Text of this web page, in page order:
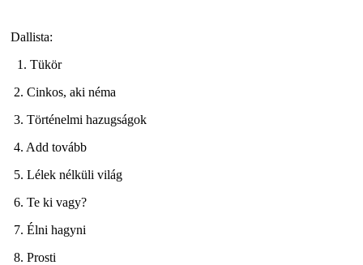
Dallista:
1. Tükör
2. Cinkos, aki néma
3. Történelmi hazugságok
4. Add tovább
5. Lélek nélküli világ
6. Te ki vagy?
7. Élni hagyni
8. Prosti